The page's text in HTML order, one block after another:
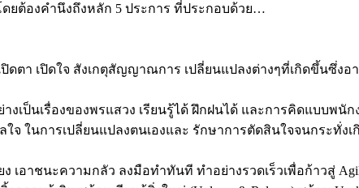
ยต้องคำนึงถึงหลัก 5 ประการ ที่ประกอบด้วย…
ปิดตา เปิดใจ สังเกตุสัญญาณการ เปลี่ยนแปลงต่างๆที่เกิดขึ้นซึ่
งเป็นเรื่องของพรแสวง เรียนรู้ได้ ฝึกฝนได้ และการคิดแบบพนักง
ใจ ในการเปลี่ยนแปลงตนเองและ รักษาการตัดสินใจจนกระทั่
เอาชนะความกลัว ลงมือทำทันที ทำอย่างรวดเร็วเพื่อก้าวสู่